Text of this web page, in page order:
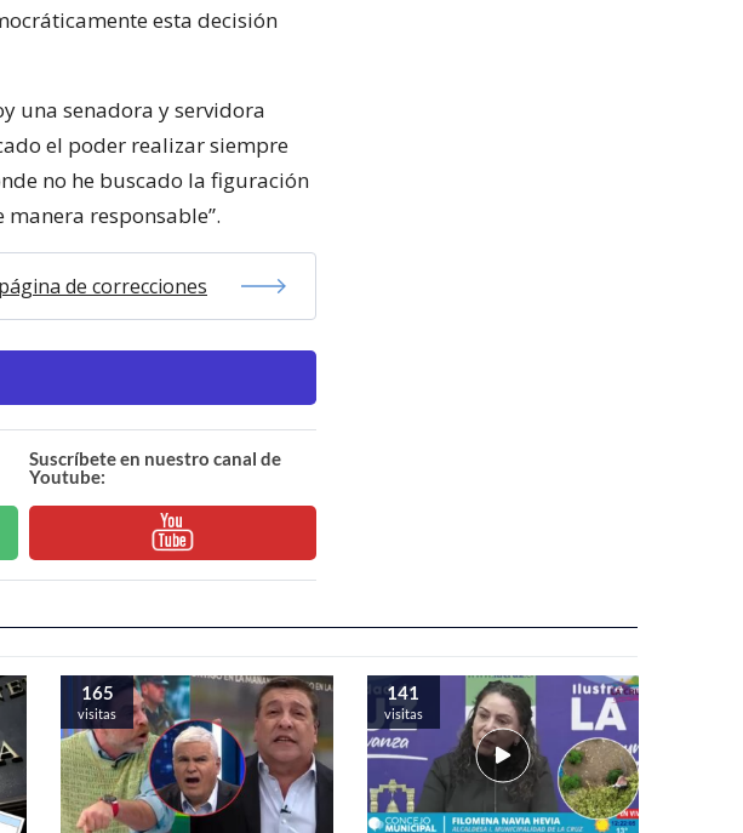
esta decisión
una senadora y servidora
el poder realizar siempre
no he buscado la figuración
responsable”.
de correcciones
Suscríbete en nuestro canal de
Youtube:
165
visitas
141
visitas